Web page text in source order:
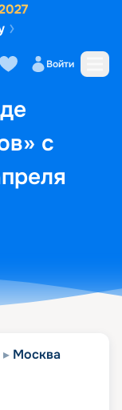
Войти
с
Маршрут и
Москва